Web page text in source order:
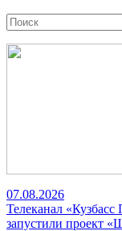
07.08.2026
Телеканал
запустили проект